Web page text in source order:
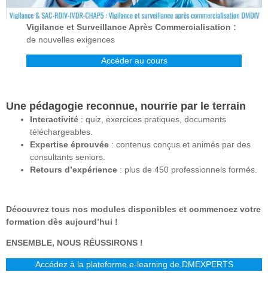
Vigilance et Surveillance Après Commercialisation :
de nouvelles exigences
Accéder au cours
Une pédagogie reconnue, nourrie par le terrain
Interactivité : quiz, exercices pratiques, documents
téléchargeables.
Expertise éprouvée : contenus conçus et animés par des
consultants seniors.
Retours d’expérience : plus de 450 professionnels formés.
Découvrez tous nos modules disponibles et commencez votre
formation dès aujourd’hui !
ENSEMBLE, NOUS RÉUSSIRONS !
Accédez à la plateforme e-learning de DMEXPERTS